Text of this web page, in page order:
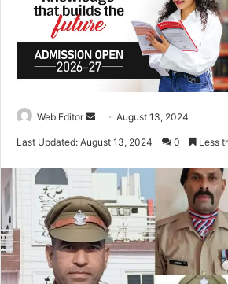
Web Editor
d
n
e
m
a
August 13, 2024
Last Updated: August 13, 2024 0 Less